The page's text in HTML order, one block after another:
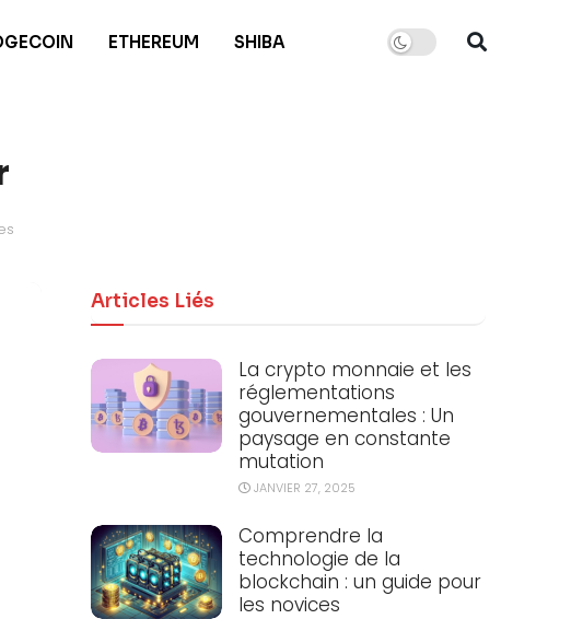
ETHEREUM SHIBA
Articles Liés
La crypto monnaie et les
réglementations
gouvernementales : Un
paysage en constante
mutation
JANVIER 27, 2025
Comprendre la
technologie de la
blockchain : un guide pour
les novices